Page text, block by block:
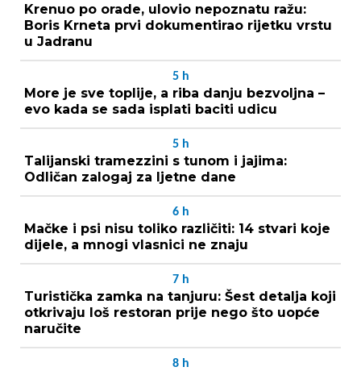
Krenuo po orade, ulovio nepoznatu ražu:
Boris Krneta prvi dokumentirao rijetku vrstu
u Jadranu
5 h
More je sve toplije, a riba danju bezvoljna –
evo kada se sada isplati baciti udicu
5 h
Talijanski tramezzini s tunom i jajima:
Odličan zalogaj za ljetne dane
6 h
Mačke i psi nisu toliko različiti: 14 stvari koje
dijele, a mnogi vlasnici ne znaju
7 h
Turistička zamka na tanjuru: Šest detalja koji
otkrivaju loš restoran prije nego što uopće
naručite
8 h